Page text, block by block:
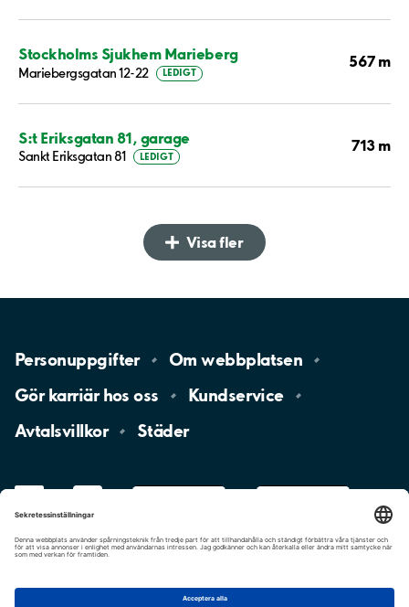
Stockholms Sjukhem Marieberg
Mariebergsgatan 12-22 LEDIGT
567 m
S:t Eriksgatan 81, garage
Sankt Eriksgatan 81 LEDIGT
713 m
Visa fler
Personuppgifter Omwebbplatsen
Gör karriär hososs
Kundservice
Avtalsvillkor
Städer